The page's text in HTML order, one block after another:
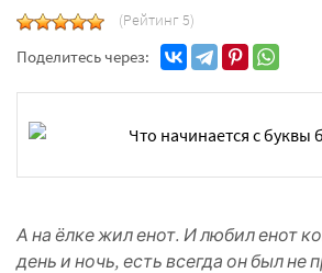
(Рейтинг 5)
Поделитесь через:
А на ёлке жил енот. И любил енот
день и ночь, есть всегда он был не